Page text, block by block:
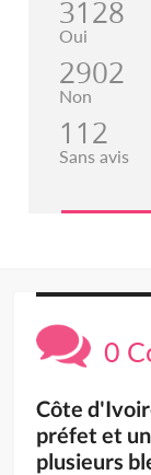
3128
Oui
2902
Non
112
Sans avis
0
Côte
préfet et
plusieurs